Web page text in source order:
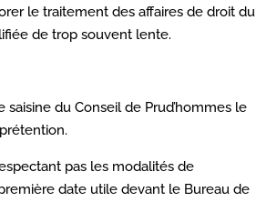
le traitement des affaires de droit du
de trop souvent lente.
du Conseil de Prud’hommes le
pas les modalités de
date utile devant le Bureau de